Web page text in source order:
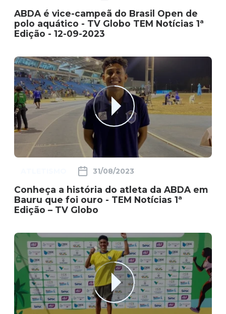
ABDA é vice-campeã do Brasil Open de
polo aquático - TV Globo TEM Notícias 1ª
Edição - 12-09-2023
31/08/2023
Conheça a história do atleta da ABDA em
Bauru que foi ouro - TEM Notícias 1ª
Edição – TV Globo